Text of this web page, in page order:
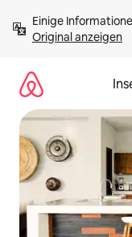
Inhalten
springenOriginal anzeigen